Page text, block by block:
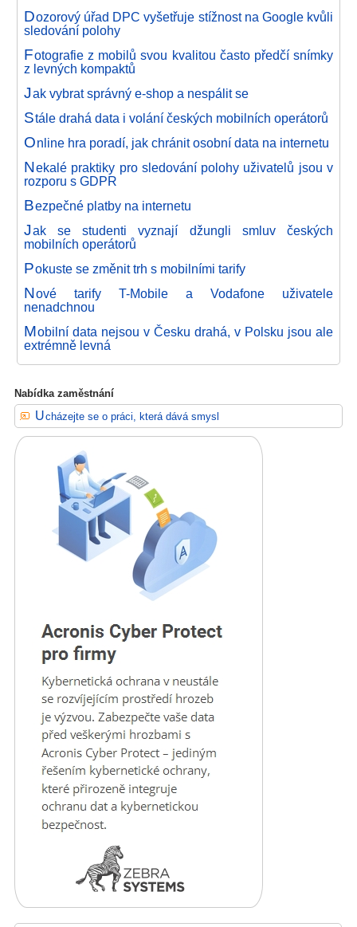
Dozorový úřad DPC vyšetřuje stížnost na Google kvůli
sledování polohy
Fotografie z mobilů svou kvalitou často předčí snímky
z levných kompaktů
Jak vybrat správný e-shop a nespálit se
Stále drahá data i volání českých mobilních operátorů
Online hra poradí, jak chránit osobní data na internetu
Nekalé praktiky pro sledování polohy uživatelů jsou v
rozporu s GDPR
Bezpečné platby na internetu
Jak se studenti vyznají džungli smluv českých
mobilních operátorů
Pokuste se změnit trh s mobilními tarify
Nové tarify T-Mobile a Vodafone uživatele
nenadchnou
Mobilní data nejsou v Česku drahá, v Polsku jsou ale
extrémně levná
Nabídka zaměstnání
Ucházejte se o práci, která dává smysl